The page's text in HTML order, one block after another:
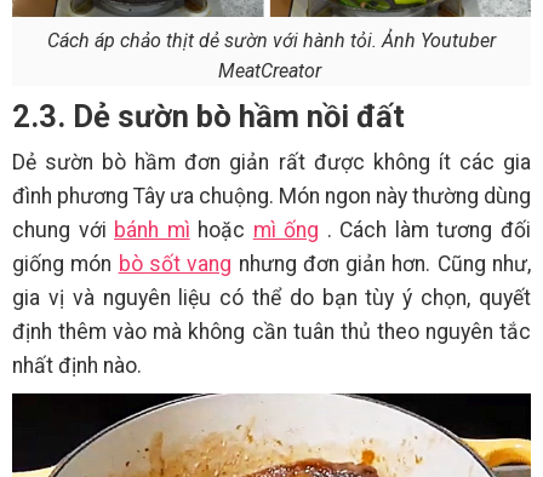
Cách áp chảo thịt dẻ sườn với hành tỏi. Ảnh Youtuber
MeatCreator
2.3. Dẻ sườn bò hầm nồi đất
Dẻ sườn bò hầm đơn giản rất được không ít các gia
đình phương Tây ưa chuộng. Món ngon này thường dùng
chung với bánh mì hoặc mì ống . Cách làm tương đối
giống món bò sốt vang nhưng đơn giản hơn. Cũng như,
gia vị và nguyên liệu có thể do bạn tùy ý chọn, quyết
định thêm vào mà không cần tuân thủ theo nguyên tắc
nhất định nào.